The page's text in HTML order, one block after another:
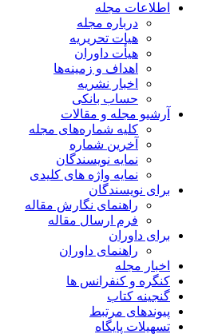
اطلاعات مجله
درباره مجله
هیات تحریریه
هیأت داوران
اهداف و زمینه‌ها
اخبار نشریه
حساب بانکی
آرشیو مجله و مقالات
کلیه شماره‌های مجله
آخرین شماره
نمایه نویسندگان
نمایه واژه های کلیدی
برای نویسندگان
راهنمای نگارش مقاله
فرم ارسال مقاله
برای داوران
راهنمای داوران
اخبار مجله
کنگره و کنفرانس ها
گنجینه کتاب
پیوندهای مرتبط
تسهیلات پایگاه